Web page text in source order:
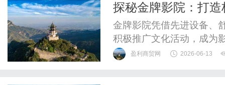
探秘金牌影院：打
金牌影院凭借先进设备、
积极推广文化活动，成为
盈利商贸网 2026-06-13